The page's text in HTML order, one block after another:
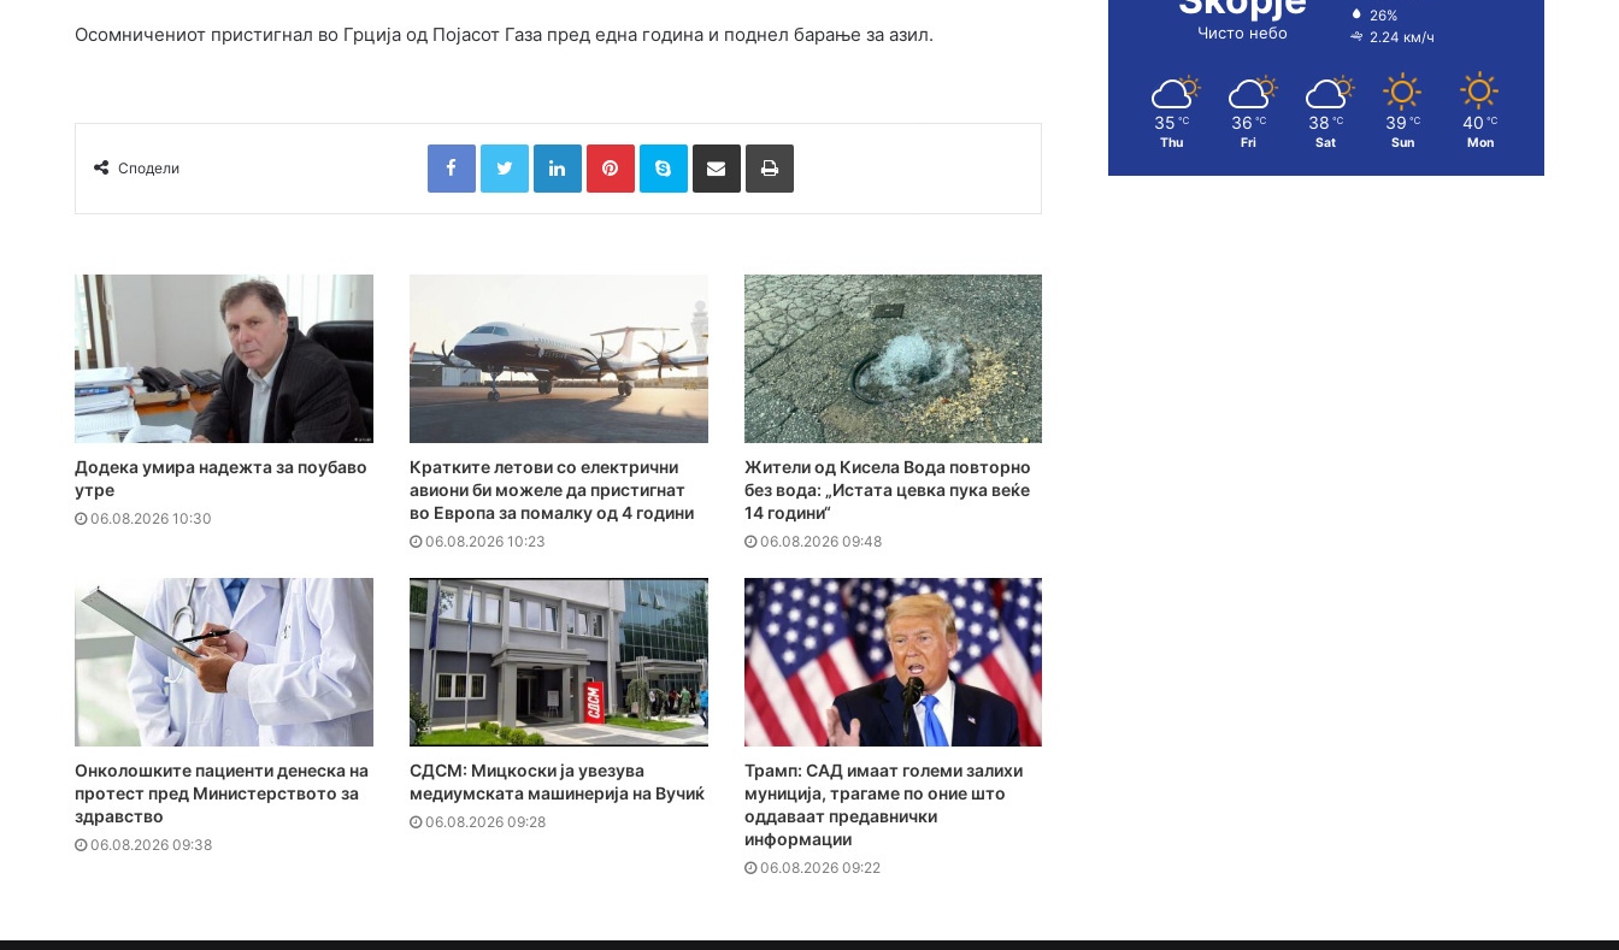
Осомничениот пристигнал во Грција од Појасот Газа пред една година и поднел барање за азил.
Сподели
FacebookTwitterLinkedInPinterestSkype Сподели преку Е-маил Испринтај
Додека умира надежта за поубаво
утре
06.08.2026 10:30
Кратките летови со електрични
авиони би можеле да пристигнат
во Европа за помалку од 4 години
06.08.2026 10:23
Жители од Кисела Вода повторно
без вода: „Истата цевка пука веќе
14 години“
06.08.2026 09:48
Онколошките пациенти денеска на
протест пред Министерството за
здравство
06.08.2026 09:38
СДСМ: Мицкоски ја увезува
медиумската машинерија на Вучиќ
06.08.2026 09:28
Трамп: САД имаат големи залихи
муниција, трагаме по оние што
оддаваат предавнички
информации
06.08.2026 09:22
Чисто небо
26%
2.24 км/ч
35 ℃
Thu
36 ℃
Fri
38 ℃
Sat
39 ℃
Sun
40 ℃
Mon